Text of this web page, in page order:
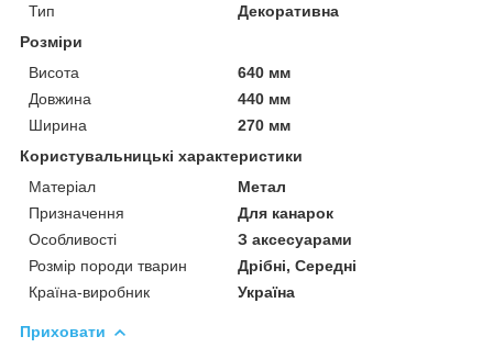
Тип
Декоративна
Розміри
Висота
640 мм
Довжина
440 мм
Ширина
270 мм
Користувальницькі характеристики
Матеріал
Метал
Призначення
Для канарок
Особливості
З аксесуарами
Розмір породи тварин
Дрібні, Середні
Країна-виробник
Україна
Приховати